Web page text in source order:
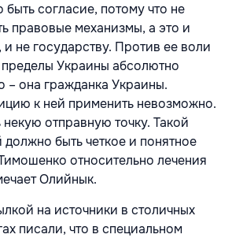
согласие, потому что не
правовые механизмы, а это и
и не государству. Против ее воли
Украины абсолютно
– она гражданка Украины.
к ней применить невозможно.
отправную точку. Такой
должно быть четкое и понятное
относительно лечения
Олийнык.
на источники в столичных
писали, что в специальном